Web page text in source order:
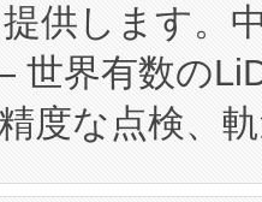
Continuous
施設設計・
および知的
グカリキュ
システム（
AI搭載プラ
運用に至る
確保する事
供します。
世界有数の
度な点検、
るバルク材